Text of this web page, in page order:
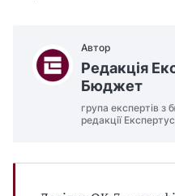
Автор
Редакція
Бюджет
група експертів з
редакції